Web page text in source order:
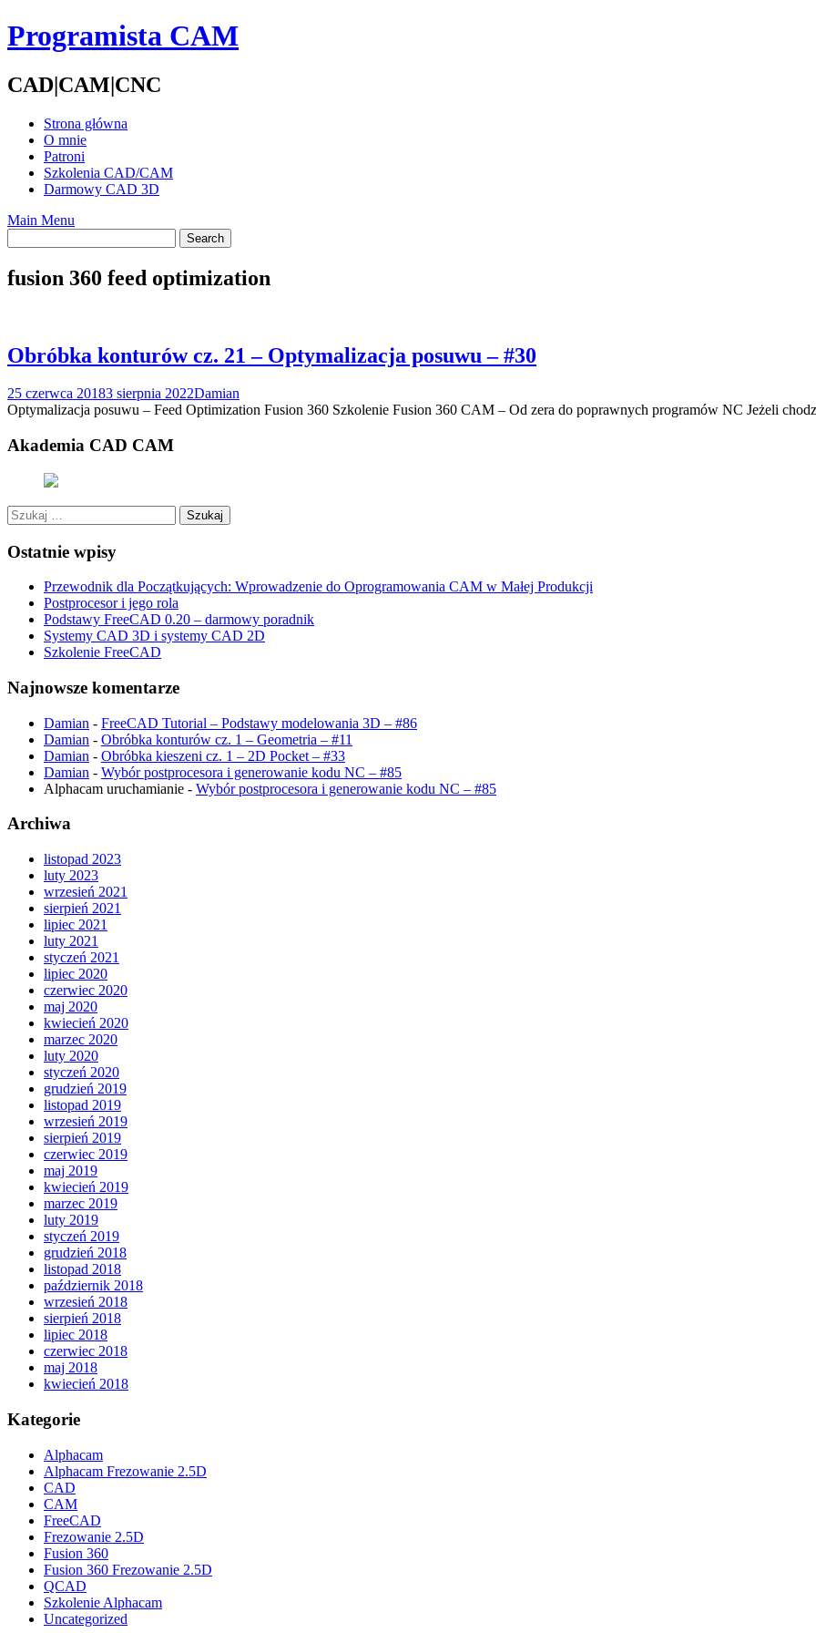
Skip
to
Programista CAM
CAD|CAM|CNC
Strona główna
O mnie
Patroni
Szkolenia CAD/CAM
Darmowy CAD 3D
Main Menu
fusion 360 feed optimization
Obróbka konturów cz. 21 – Optymalizacja posuwu – #30
25 czerwca 20183 sierpnia 2022Damian
Optymalizacja posuwu – Feed Optimization Fusion 360 Szkolenie Fusion 360 CAM – Od zera do poprawnych programów NC Jeżeli chodzi
Akademia CAD CAM
Szukaj:
Ostatnie wpisy
Przewodnik dla Początkujących: Wprowadzenie do Oprogramowania CAM w Małej Produkcji
Postprocesor i jego rola
Podstawy FreeCAD 0.20 – darmowy poradnik
Systemy CAD 3D i systemy CAD 2D
Szkolenie FreeCAD
Najnowsze komentarze
Damian - FreeCAD Tutorial – Podstawy modelowania 3D – #86
Damian - Obróbka konturów cz. 1 – Geometria – #11
Damian - Obróbka kieszeni cz. 1 – 2D Pocket – #33
Damian - Wybór postprocesora i generowanie kodu NC – #85
Alphacam uruchamianie - Wybór postprocesora i generowanie kodu NC – #85
Archiwa
listopad 2023
luty 2023
wrzesień 2021
sierpień 2021
lipiec 2021
luty 2021
styczeń 2021
lipiec 2020
czerwiec 2020
maj 2020
kwiecień 2020
marzec 2020
luty 2020
styczeń 2020
grudzień 2019
listopad 2019
wrzesień 2019
sierpień 2019
czerwiec 2019
maj 2019
kwiecień 2019
marzec 2019
luty 2019
styczeń 2019
grudzień 2018
listopad 2018
październik 2018
wrzesień 2018
sierpień 2018
lipiec 2018
czerwiec 2018
maj 2018
kwiecień 2018
Kategorie
Alphacam
Alphacam Frezowanie 2.5D
CAD
CAM
FreeCAD
Frezowanie 2.5D
Fusion 360
Fusion 360 Frezowanie 2.5D
QCAD
Szkolenie Alphacam
Uncategorized